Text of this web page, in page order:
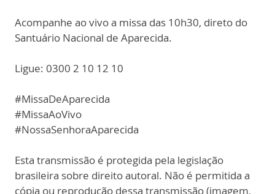
Acompanhe ao vivo a missa das 10h30, direto do
Santuário Nacional de Aparecida.
Ligue: 0300 2 10 12 10
#MissaDeAparecida
#MissaAoVivo
#NossaSenhoraAparecida
Esta transmissão é protegida pela legislação
brasileira sobre direito autoral. Não é permitida a
cópia ou reprodução dessa transmissão (imagem,